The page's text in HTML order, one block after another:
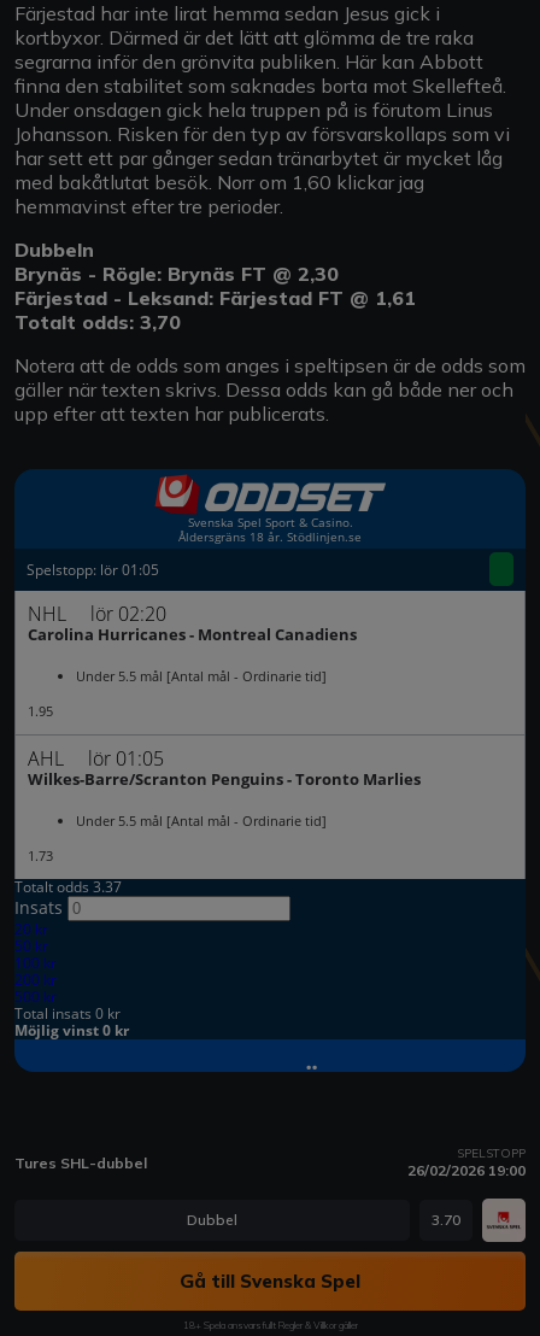
Färjestad har inte lirat hemma sedan Jesus gick i
kortbyxor. Därmed är det lätt att glömma de tre raka
segrarna inför den grönvita publiken. Här kan Abbott
finna den stabilitet som saknades borta mot Skellefteå.
Under onsdagen gick hela truppen på is förutom Linus
Johansson. Risken för den typ av försvarskollaps som vi
har sett ett par gånger sedan tränarbytet är mycket låg
med bakåtlutat besök. Norr om 1,60 klickar jag
hemmavinst efter tre perioder.
Dubbeln
Brynäs - Rögle: Brynäs FT @ 2,30
Färjestad - Leksand: Färjestad FT @ 1,61
Totalt odds: 3,70
Notera att de odds som anges i speltipsen är de odds som
gäller när texten skrivs. Dessa odds kan gå både ner och
upp efter att texten har publicerats.
Tures SHL-dubbel SPELSTOPP
26/02/2026 19:00
Dubbel 3.70
Gå till Svenska Spel
18+ Spela ansvarsfullt Regler & Villkor gäller